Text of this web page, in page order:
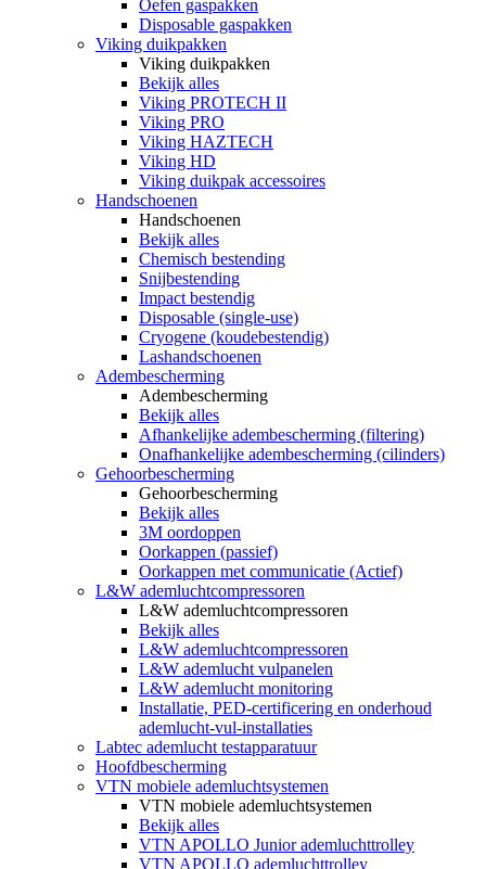
Oefen gaspakken
Disposable gaspakken
Viking duikpakken
Viking duikpakken
Bekijk alles
Viking PROTECH II
Viking PRO
Viking HAZTECH
Viking HD
Viking duikpak accessoires
Handschoenen
Handschoenen
Bekijk alles
Chemisch bestending
Snijbestending
Impact bestendig
Disposable (single-use)
Cryogene (koudebestendig)
Lashandschoenen
Adembescherming
Adembescherming
Bekijk alles
Afhankelijke adembescherming (filtering)
Onafhankelijke adembescherming (cilinders)
Gehoorbescherming
Gehoorbescherming
Bekijk alles
3M oordoppen
Oorkappen (passief)
Oorkappen met communicatie (Actief)
L&W ademluchtcompressoren
L&W ademluchtcompressoren
Bekijk alles
L&W ademluchtcompressoren
L&W ademlucht vulpanelen
L&W ademlucht monitoring
Installatie, PED-certificering en onderhoud
ademlucht-vul-installaties
Labtec ademlucht testapparatuur
Hoofdbescherming
VTN mobiele ademluchtsystemen
VTN mobiele ademluchtsystemen
Bekijk alles
VTN APOLLO Junior ademluchttrolley
VTN APOLLO ademluchttrolley